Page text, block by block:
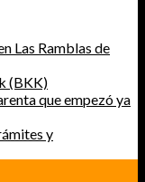
Las Ramblas de
(BKK)
que empezó ya
y